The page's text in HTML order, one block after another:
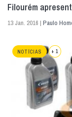
Filourém
13 Jan. 2016 | Paulo
NOTÍCIAS + 1